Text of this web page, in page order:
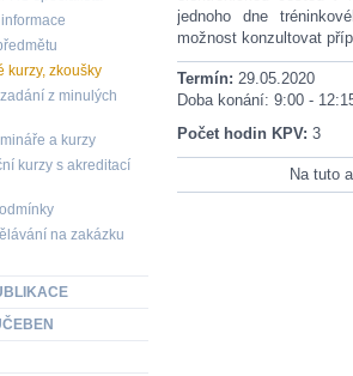
jednoho dne
možnost konzultovat
Termín: 29.05.2020
Doba konání: 9:00 -
Počet hodin KPV: 3
Na tuto
kurzy, zkoušky
z minulých
a kurzy
kurzy s akreditací
na zakázku